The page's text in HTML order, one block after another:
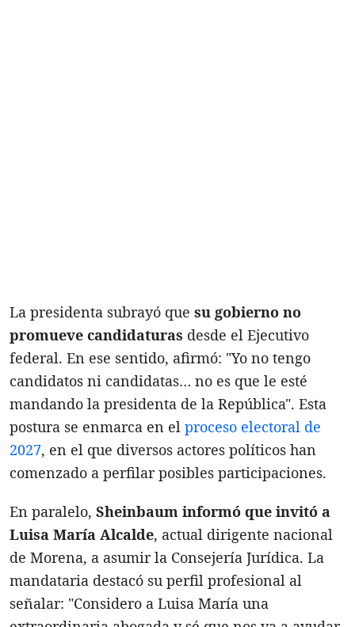
La presidenta subrayó que su gobierno no
promueve candidaturas desde el Ejecutivo
federal. En ese sentido, afirmó: "Yo no tengo
candidatos ni candidatas… no es que le esté
mandando la presidenta de la República". Esta
postura se enmarca en el proceso electoral de
2027, en el que diversos actores políticos han
comenzado a perfilar posibles participaciones.
En paralelo, Sheinbaum informó que invitó a
Luisa María Alcalde, actual dirigente nacional
de Morena, a asumir la Consejería Jurídica. La
mandataria destacó su perfil profesional al
señalar: "Considero a Luisa María una